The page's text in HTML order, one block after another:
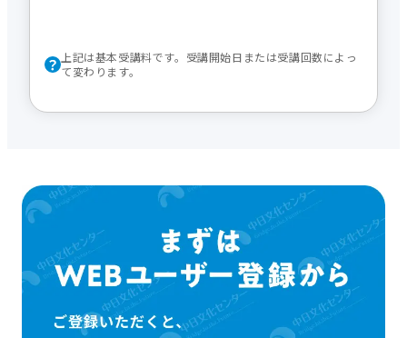
上記は基本受講料です。受講開始日または受講回数によっ
て変わります。